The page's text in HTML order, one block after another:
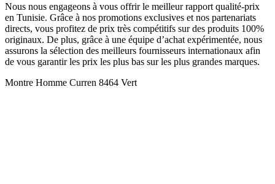
Nous nous engageons à vous offrir le meilleur rapport qualité-prix
en Tunisie. Grâce à nos promotions exclusives et nos partenariats
directs, vous profitez de prix très compétitifs sur des produits 100%
originaux. De plus, grâce à une équipe d’achat expérimentée, nous
assurons la sélection des meilleurs fournisseurs internationaux afin
de vous garantir les prix les plus bas sur les plus grandes marques.
Montre Homme Curren 8464 Vert